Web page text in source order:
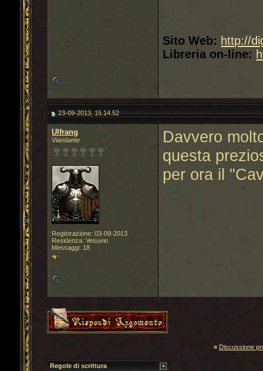
Sito Web: http://
Libreria on-line:
23-09-2013, 15.14.52
Ulfrang
Viandante
Registrazione: 03-09-2013
Residenza: Vesuvio
Messaggi: 18
Davvero
questa
per ora il
« Discussione
Regole di scrittura